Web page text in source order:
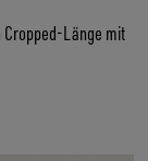
Länge mit